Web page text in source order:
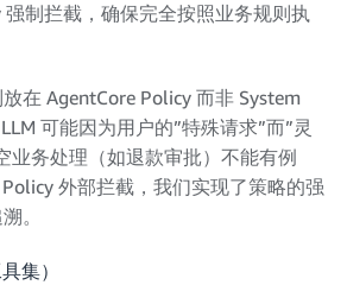
制拦截，确保完全按照业务规则执
在 AgentCore Policy 而非 System
可能因为用户的”特殊请求”而”灵
业务处理（如退款审批）不能有例
外部拦截，我们实现了策略的强
。
集）